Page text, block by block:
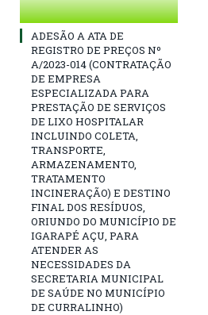
ADESÃO A ATA DE
REGISTRO DE PREÇOS Nº
A/2023-014 (CONTRATAÇÃO
DE EMPRESA
ESPECIALIZADA PARA
PRESTAÇÃO DE SERVIÇOS
DE LIXO HOSPITALAR
INCLUINDO COLETA,
TRANSPORTE,
ARMAZENAMENTO,
TRATAMENTO
INCINERAÇÃO) E DESTINO
FINAL DOS RESÍDUOS,
ORIUNDO DO MUNICÍPIO DE
IGARAPÉ AÇU, PARA
ATENDER AS
NECESSIDADES DA
SECRETARIA MUNICIPAL
DE SAÚDE NO MUNICÍPIO
DE CURRALINHO)